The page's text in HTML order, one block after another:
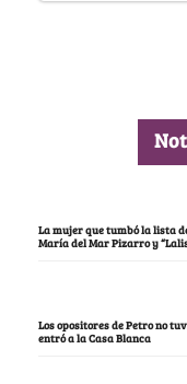
La mujer que tumbó la lista
María del Mar Pizarro y
Los opositores de Petro no
entró a la Casa Blanca